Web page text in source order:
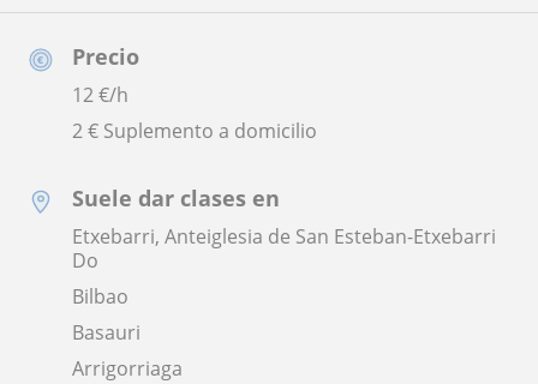
Precio
12€/h
2 € Suplemento a domicilio
Suele dar clases en
Etxebarri, Anteiglesia de San Esteban-Etxebarri
Do
Bilbao
Basauri
Arrigorriaga